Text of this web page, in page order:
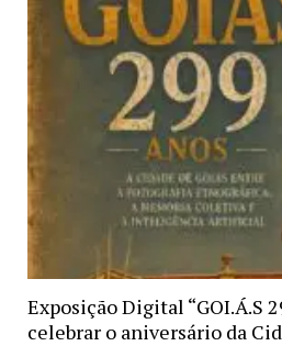
Exposição Digital “GOI.Á.S
celebrar o aniversário da